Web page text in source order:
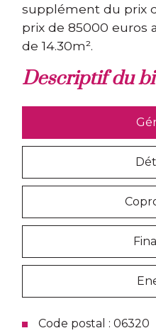
supplément du prix
prix de 85000 euros
de 14.30m².
descriptif du
Code postal : 06320